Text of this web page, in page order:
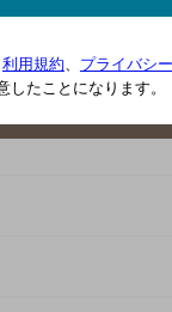
ご意見・ご感想
利用規約、 プライバシ
したことになります。